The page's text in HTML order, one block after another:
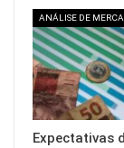
ANÁLISE DE
Expectativas